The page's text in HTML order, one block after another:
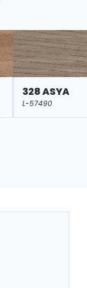
328 ASYA
L-57490